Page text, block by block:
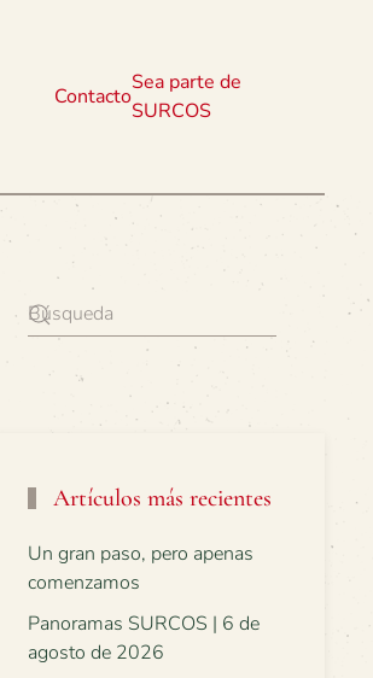
Contacto
Sea parte de
SURCOS
Artículos más recientes
Un gran paso, pero apenas
comenzamos
Panoramas SURCOS | 6 de
agosto de 2026